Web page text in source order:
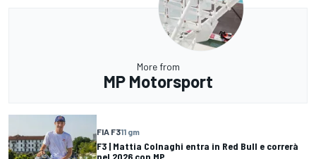
More from
MP Motorsport
FIA F311 gm
F3 | Mattia Colnaghi entra in Red Bull e correrà
nel 2026 con MP